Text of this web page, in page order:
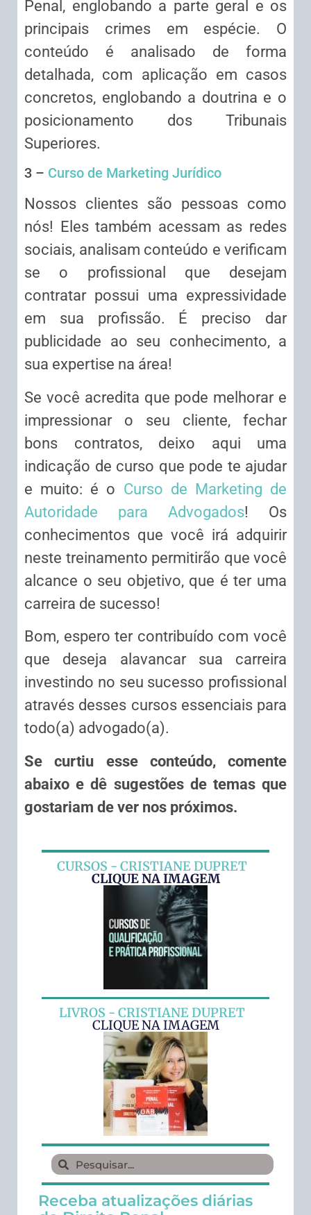
Penal, englobando a parte geral e os
principais crimes em espécie. O
conteúdo é analisado de forma
detalhada, com aplicação em casos
concretos, englobando a doutrina e o
posicionamento dos Tribunais
Superiores.
3 – Curso de Marketing Jurídico
Nossos clientes são pessoas como
nós! Eles também acessam as redes
sociais, analisam conteúdo e verificam
se o profissional que desejam
contratar possui uma expressividade
em sua profissão. É preciso dar
publicidade ao seu conhecimento, a
sua expertise na área!
Se você acredita que pode melhorar e
impressionar o seu cliente, fechar
bons contratos, deixo aqui uma
indicação de curso que pode te ajudar
e muito: é o Curso de Marketing de
Autoridade para Advogados! Os
conhecimentos que você irá adquirir
neste treinamento permitirão que você
alcance o seu objetivo, que é ter uma
carreira de sucesso!
Bom, espero ter contribuído com você
que deseja alavancar sua carreira
investindo no seu sucesso profissional
através desses cursos essenciais para
todo(a) advogado(a).
Se curtiu esse conteúdo, comente
abaixo e dê sugestões de temas que
gostariam de ver nos próximos.
CURSOS - CRISTIANE DUPRET
CLIQUE NA IMAGEM
LIVROS - CRISTIANE DUPRET
CLIQUE NA IMAGEM
Receba atualizações diárias